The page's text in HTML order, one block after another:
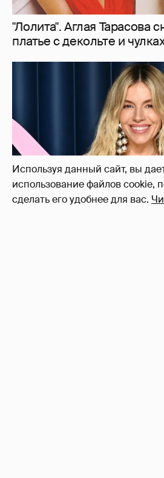
Используя данный сайт, вы
использование файлов cookie,
сделать его удобнее для вас.
Сиенна Миллер раскрыла
ребёнка и показала